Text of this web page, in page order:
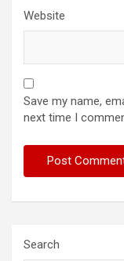
Website
Save my name,
next time I
Search